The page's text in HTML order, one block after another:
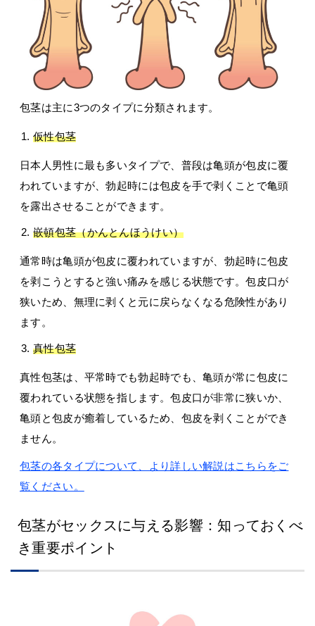
包茎は主に3つのタイプに分類されます。
仮性包茎
日本人男性に最も多いタイプで、普段は亀頭が包皮に覆
われていますが、勃起時には包皮を手で剥くことで亀頭
を露出させることができます。
嵌頓包茎（かんとんほうけい）
通常時は亀頭が包皮に覆われていますが、勃起時に包皮
を剥こうとすると強い痛みを感じる状態です。包皮口が
狭いため、無理に剥くと元に戻らなくなる危険性があり
ます。
真性包茎
真性包茎は、平常時でも勃起時でも、亀頭が常に包皮に
覆われている状態を指します。包皮口が非常に狭いか、
亀頭と包皮が癒着しているため、包皮を剥くことができ
ません。
包茎の各タイプについて、より詳しい解説はこちらをご
覧ください。
包茎がセックスに与える影響：知っておくべ
き重要ポイント